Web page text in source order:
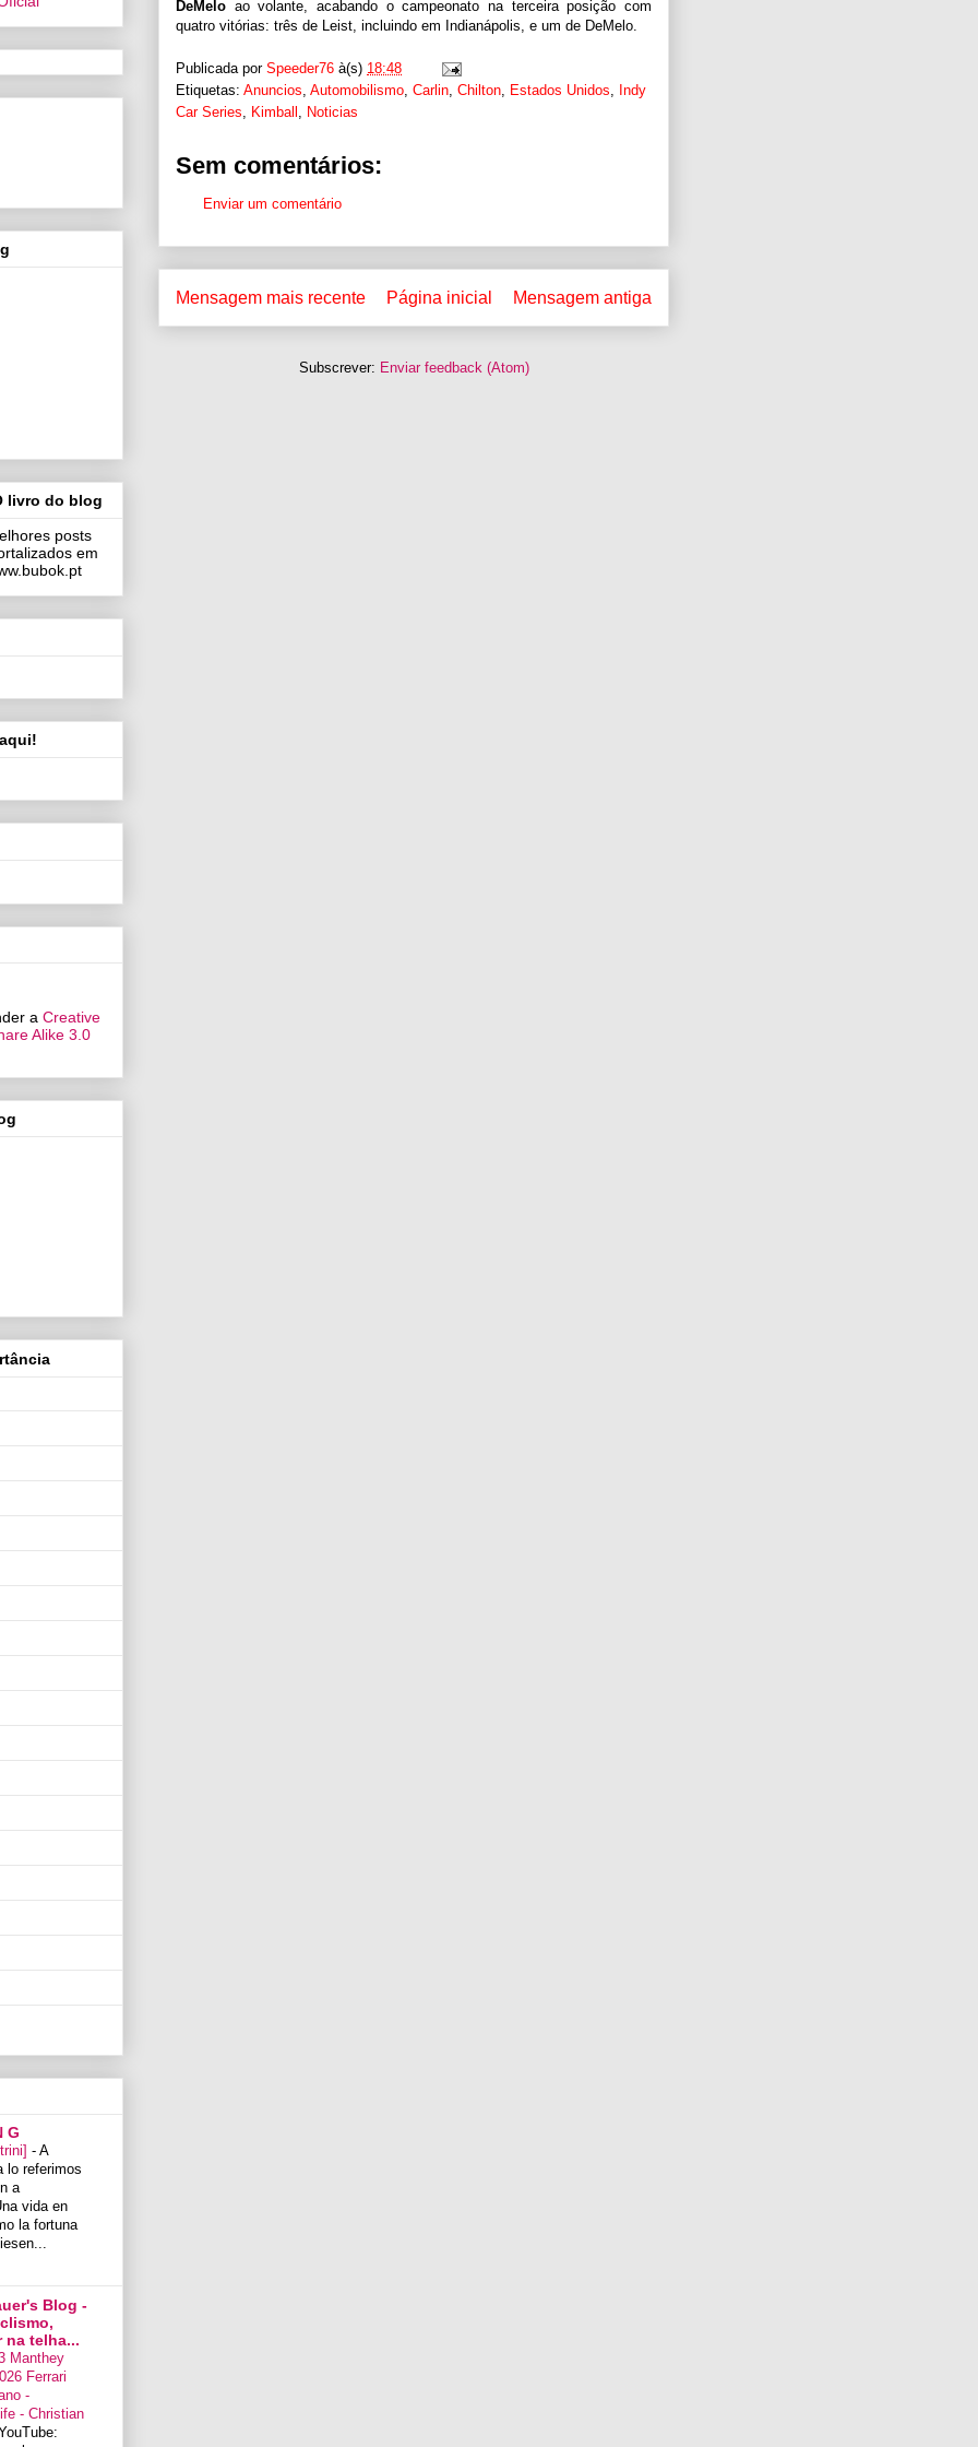
DeMelo ao volante, acabando o campeonato na terceira posição com
quatro vitórias: três de Leist, incluindo em Indianápolis, e um de DeMelo.
Publicada por Speeder76 à(s) 18:48
Etiquetas: Anuncios Automobilismo Carlin Chilton Estados Unidos
Indy
Car Series
Kimball Noticias
Sem comentários:
Enviar um comentário
Mensagem mais recente Mensagem antiga
Página inicial
Subscrever: Enviar feedback (Atom)
livro do blog
posts
em
a Creative
Alike 3.0
G
- A
lo referimos
a
vida en
la fortuna
Blog -
na telha...
Manthey
Ferrari
-
- Christian